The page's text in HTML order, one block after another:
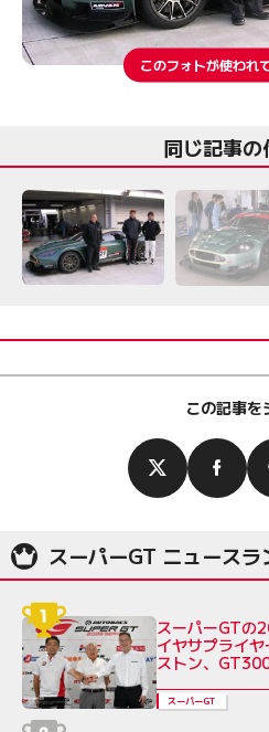
このフォトが使われ
同じ記事
この記事を
スーパーGT ニュースラ
スーパーGTの
イヤサプライ
ストン、
スーパーGT